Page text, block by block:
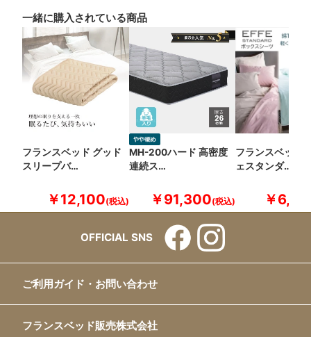
一緒に購入されている商品
フランスベッド グッド
スリープバ…
￥12,100
MH-200ハード 高密度
連続ス…
￥91,300
フランスベッド
ェスタンダ…
￥
OFFICIAL SNS
ご利用ガイド・お問い合わせ
フランスベッド販売株式会社